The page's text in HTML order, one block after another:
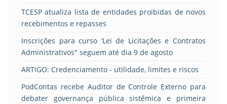
TCESP atualiza lista de entidades proibidas de novos
recebimentos e repasses
Inscrições para curso ‘Lei de Licitações e Contratos
Administrativos" seguem até dia 9 de agosto
ARTIGO: Credenciamento - utilidade, limites e riscos
PodContas recebe Auditor de Controle Externo para
debater governança pública sistêmica e primeira